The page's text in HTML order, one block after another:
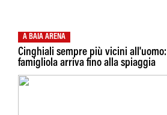
A BAIA ARENA
Cinghiali sempre più vicini
famigliola arriva fino alla spiaggia